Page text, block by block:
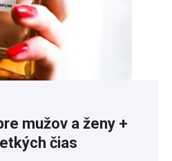
mužov a ženy +
čias